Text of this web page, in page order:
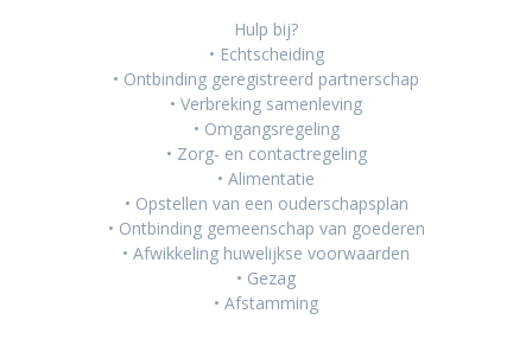
Hulp bij?
• Echtscheiding
• Ontbinding geregistreerd partnerschap
• Verbreking samenleving
• Omgangsregeling
• Zorg- en contactregeling
• Alimentatie
• Opstellen van een ouderschapsplan
• Ontbinding gemeenschap van goederen
• Afwikkeling huwelijkse voorwaarden
• Gezag
• Afstamming